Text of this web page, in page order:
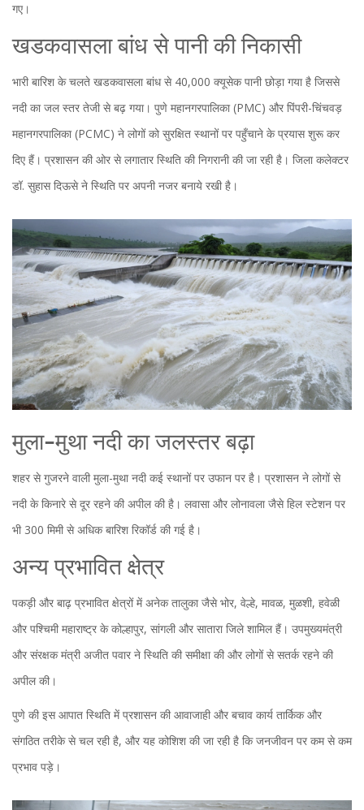
गए।
खडकवासला बांध से पानी की निकासी
भारी बारिश के चलते खडकवासला बांध से 40,000 क्यूसेक पानी छोड़ा गया है जिससे
नदी का जल स्तर तेजी से बढ़ गया। पुणे महानगरपालिका (PMC) और पिंपरी-चिंचवड़
महानगरपालिका (PCMC) ने लोगों को सुरक्षित स्थानों पर पहुँचाने के प्रयास शुरू कर
दिए हैं। प्रशासन की ओर से लगातार स्थिति की निगरानी की जा रही है। जिला कलेक्टर
डॉ. सुहास दिऊसे ने स्थिति पर अपनी नजर बनाये रखी है।
मुला-मुथा नदी का जलस्तर बढ़ा
शहर से गुजरने वाली मुला-मुथा नदी कई स्थानों पर उफान पर है। प्रशासन ने लोगों से
नदी के किनारे से दूर रहने की अपील की है। लवासा और लोनावला जैसे हिल स्टेशन पर
भी 300 मिमी से अधिक बारिश रिकॉर्ड की गई है।
अन्य प्रभावित क्षेत्र
पकड़ी और बाढ़ प्रभावित क्षेत्रों में अनेक तालुका जैसे भोर, वेल्हे, मावळ, मुळशी, हवेळी
और पश्चिमी महाराष्ट्र के कोल्हापुर, सांगली और सातारा जिले शामिल हैं। उपमुख्यमंत्री
और संरक्षक मंत्री अजीत पवार ने स्थिति की समीक्षा की और लोगों से सतर्क रहने की
अपील की।
पुणे की इस आपात स्थिति में प्रशासन की आवाजाही और बचाव कार्य तार्किक और
संगठित तरीके से चल रही है, और यह कोशिश की जा रही है कि जनजीवन पर कम से कम
प्रभाव पड़े।